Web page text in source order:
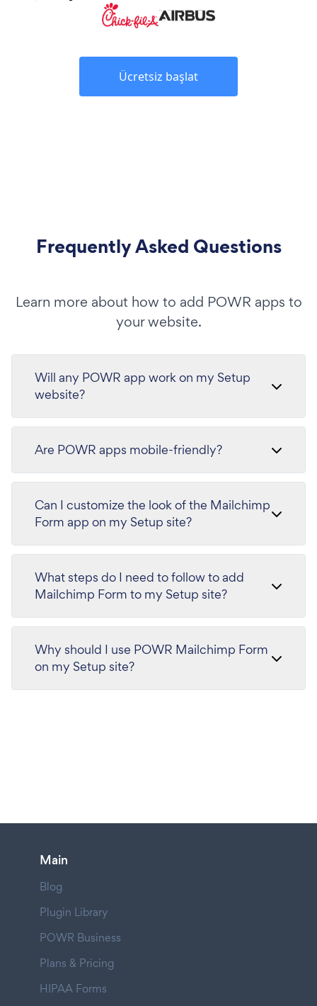
Ücretsiz başlat
Frequently Asked Questions
Learn more about how to add POWR apps to
your website.
Will any POWR app work on my Setup
website?
Are POWR apps mobile-friendly?
Can I customize the look of the Mailchimp
Form app on my Setup site?
What steps do I need to follow to add
Mailchimp Form to my Setup site?
Why should I use POWR Mailchimp Form
on my Setup site?
Main
Blog
Plugin Library
POWR Business
Plans & Pricing
HIPAA Forms